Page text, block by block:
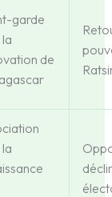
garde
de